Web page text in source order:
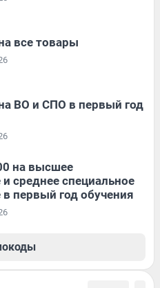
все товары
ВО и СПО в первый год
на высшее
среднее специальное
первый год обучения